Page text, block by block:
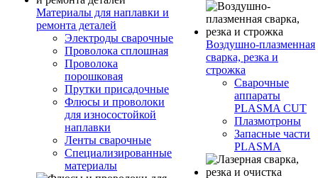
Материалы для наплавки и
ремонта деталей
Электроды сварочные
Проволока сплошная
Проволока
порошковая
Прутки присадочные
Флюсы и проволоки
для износостойкой
наплавки
Ленты сварочные
Специализированные
материалы
Воздушно-плазменная
сварка, резка и
строжка
Сварочные
аппараты
PLASMA CUT
Плазмотроны
Запасные части
PLASMA